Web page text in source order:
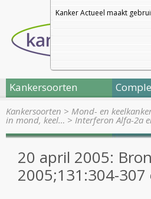
Kanker Actueel maakt
Kankersoorten
Kankersoorten > Mond- en
in mond, keel… > Interferon Alfa-2a
20 april 2005:
2005;131:304-307